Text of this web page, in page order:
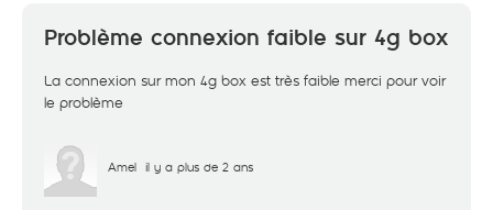
Problème connexion faible sur 4g box
La connexion sur mon 4g box est très faible merci pour voir
le problème
Amel il y a plus de 2 ans